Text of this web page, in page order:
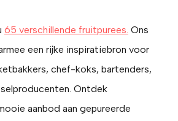
65 verschillende fruitpurees. Ons
een rijke inspiratiebron voor
chef-koks, bartenders,
Ontdek
aanbod aan gepureerde